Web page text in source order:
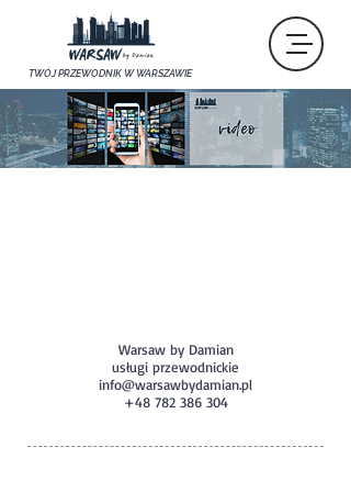
TWÓJ PRZEWODNIK W WARSZAWIE
Warsaw by Damian
usługi przewodnickie
info@warsawbydamian.pl
+48 782 386 304